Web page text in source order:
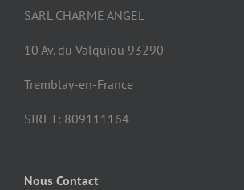
SARL CHARME ANGEL
10 Av. du Valquiou 93290
Tremblay-en-France
SIRET: 809111164
Nous Contact